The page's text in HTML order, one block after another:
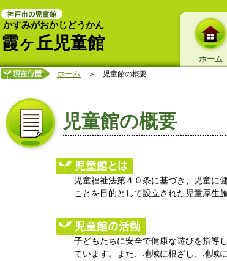
かすみがおかじどうかん
霞ヶ丘児童館
ホーム
ホーム ＞ 児童館の概要
児童館の概要
児童福祉法第４０条に基づき、児童に
ことを目的として設立された児童厚生施
子どもたちに安全で健康な遊びを指導
ています。また、地域に根ざし、地域